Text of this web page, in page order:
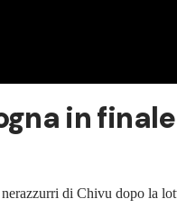
in
di Chivu dopo la